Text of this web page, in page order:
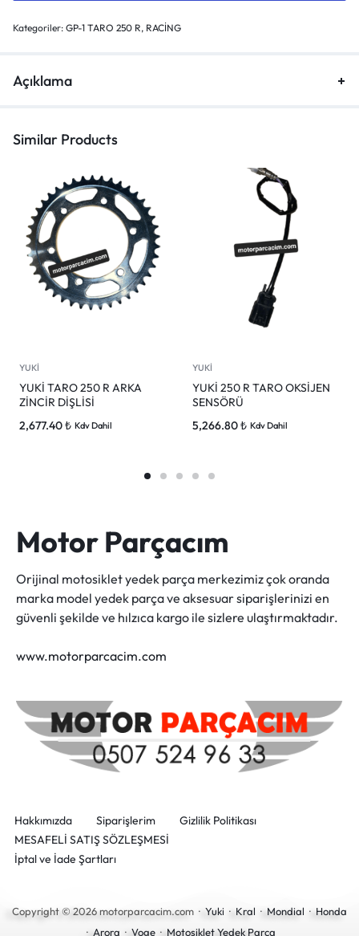
Kategoriler: GP-1 TARO 250 R, RACİNG
Açıklama
Similar Products
YUKİ
YUKİ TARO 250 R ARKA
ZİNCİR DİŞLİSİ
2,677.40₺ Kdv Dahil
YUKİ
YUKİ 250 R TARO OKSİJEN
SENSÖRÜ
5,266.80₺ Kdv Dahil
Motor Parçacım
Orijinal motosiklet yedek parça merkezimiz çok oranda
marka model yedek parça ve aksesuar siparişlerinizi en
güvenli şekilde ve hılzıca kargo ile sizlere ulaştırmaktadır.
www.motorparcacim.com
Hakkımızda Siparişlerim
Gizlilik Politikası
MESAFELİ SATIŞ SÖZLEŞMESİ
İptal ve İade Şartları
Copyright © 2026 motorparcacim.com · Yuki · Kral · Mondial · Honda
· Arora · Voge· Motosiklet Yedek Parça